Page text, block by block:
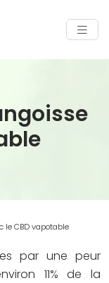
le CBD vapotable
par une peur
11% de la